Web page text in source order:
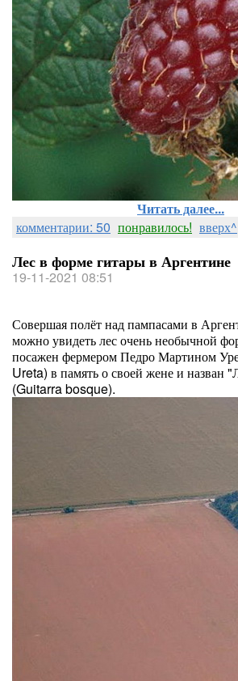
Читать далее...
комментарии: 50 понравилось! вверх^
Лес в форме гитары в Аргентине
19-11-2021 08:51
Совершая полёт над пампасами в
можно увидеть лес очень необычной
посажен фермером Педро Мартином
Ureta) в память о своей жене и назван
(Guitarra bosque).